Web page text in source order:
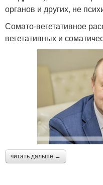
органов и других, не
Сомато-вегетативное
вегетативных и
читать дальше →